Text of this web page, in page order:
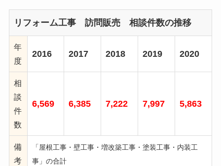
リフォーム工事 訪問販売 相談件数の推移
年
度
2016 2017 2018 2019 2020
相
談
件
数
6,569 6,385 7,222 7,997 5,863
備
考
「屋根工事・壁工事・増改築工事・塗装工事・内装工
事」の合計